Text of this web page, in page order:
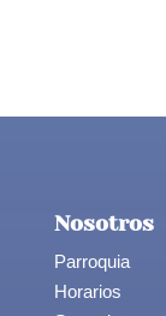
Nosotros
Parroquia
Horarios